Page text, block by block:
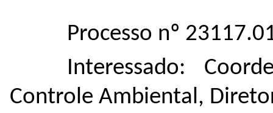
Processo nº
Interessado:
Controle Ambiental,